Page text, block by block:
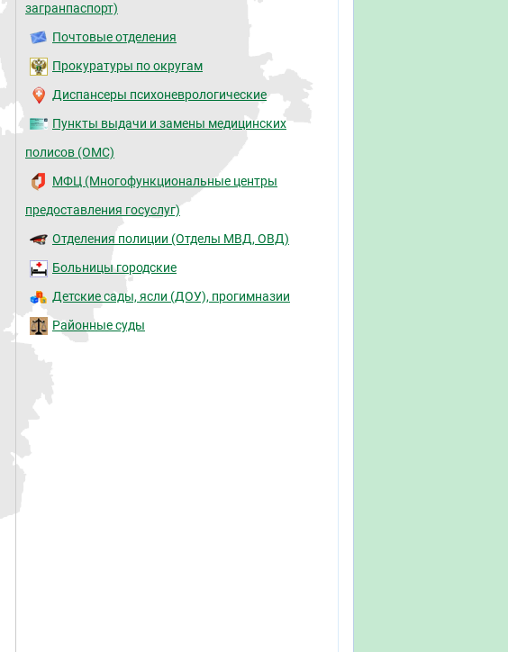
загранпаспорт)
Почтовые отделения
Прокуратуры по округам
Диспансеры психоневрологические
Пункты выдачи и замены медицинских
полисов (ОМС)
МФЦ (Многофункциональные центры
предоставления госуслуг)
Отделения полиции (Отделы МВД, ОВД)
Больницы городские
Детские сады, ясли (ДОУ), прогимназии
Районные суды